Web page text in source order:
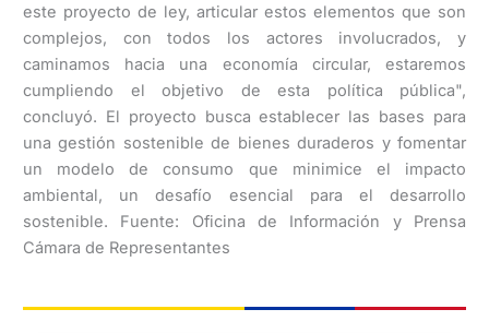
este proyecto de ley, articular estos elementos que son
complejos, con todos los actores involucrados, y
caminamos hacia una economía circular, estaremos
cumpliendo el objetivo de esta política pública",
concluyó. El proyecto busca establecer las bases para
una gestión sostenible de bienes duraderos y fomentar
un modelo de consumo que minimice el impacto
ambiental, un desafío esencial para el desarrollo
sostenible. Fuente: Oficina de Información y Prensa
Cámara de Representantes